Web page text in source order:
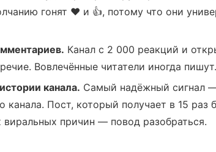
гонят ❤️ и 👍, потому что они
Канал с 2 000 реакций и
Вовлечённые читатели иногда пишут.
канала. Самый надёжный сигнал
канала. Пост, который получает в 15
причин — повод разобраться.